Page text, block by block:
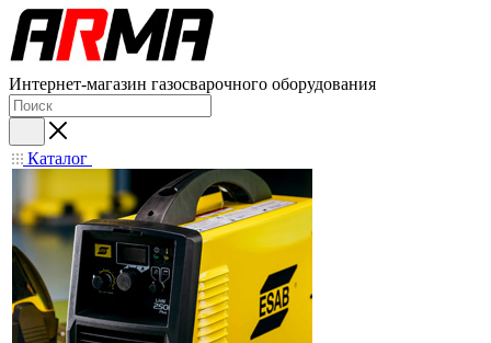
Интернет-магазин газосварочного оборудования
Каталог